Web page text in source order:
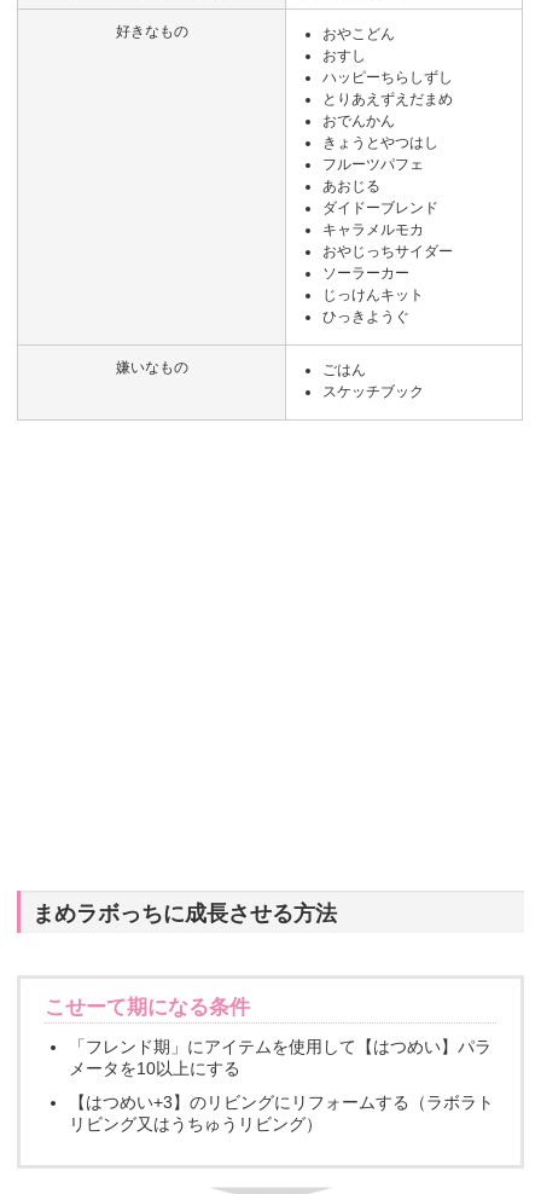
好きなもの
おやこどん
おすし
ハッピーちらしずし
とりあえずえだまめ
おでんかん
きょうとやつはし
フルーツパフェ
あおじる
ダイドーブレンド
キャラメルモカ
おやじっちサイダー
ソーラーカー
じっけんキット
ひっきようぐ
嫌いなもの
ごはん
スケッチブック
まめラボっちに成長させる方法
こせーて期になる条件
「フレンド期」にアイテムを使用して【はつめい】パラ
メータを10以上にする
【はつめい+3】のリビングにリフォームする（ラボラト
リビング又はうちゅうリビング）